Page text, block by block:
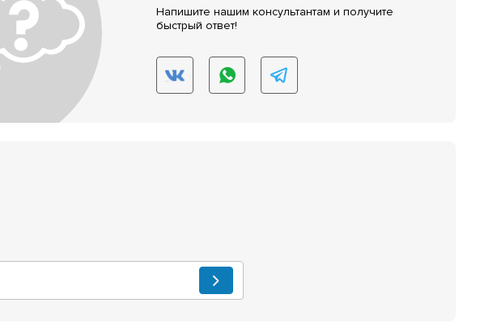
Напишите нашим консультантам и получите
быстрый ответ!